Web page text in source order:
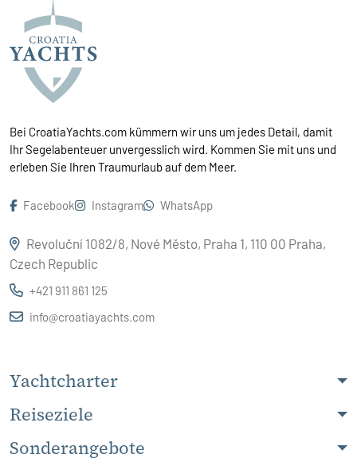
Bei CroatiaYachts.com kümmern wir uns um jedes Detail, damit
Ihr Segelabenteuer unvergesslich wird. Kommen Sie mit uns und
erleben Sie Ihren Traumurlaub auf dem Meer.
Facebook Instagram WhatsApp
Revoluční 1082/8, Nové Město, Praha 1, 110 00 Praha,
Czech Republic
+421 911 861 125
info@croatiayachts.com
Yachtcharter
Reiseziele
Sonderangebote